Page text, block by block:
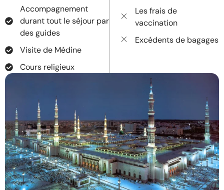
Accompagnement
durant tout le séjour par
des guides
Visite de Médine
Cours religieux
Les frais de
vaccination
Excédents de bagages